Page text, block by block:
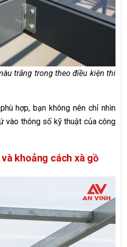
trắng trong theo điều kiện thi
hợp, bạn không nên chỉ nhìn
vào thông số kỹ thuật của công
khoảng cách xà gồ